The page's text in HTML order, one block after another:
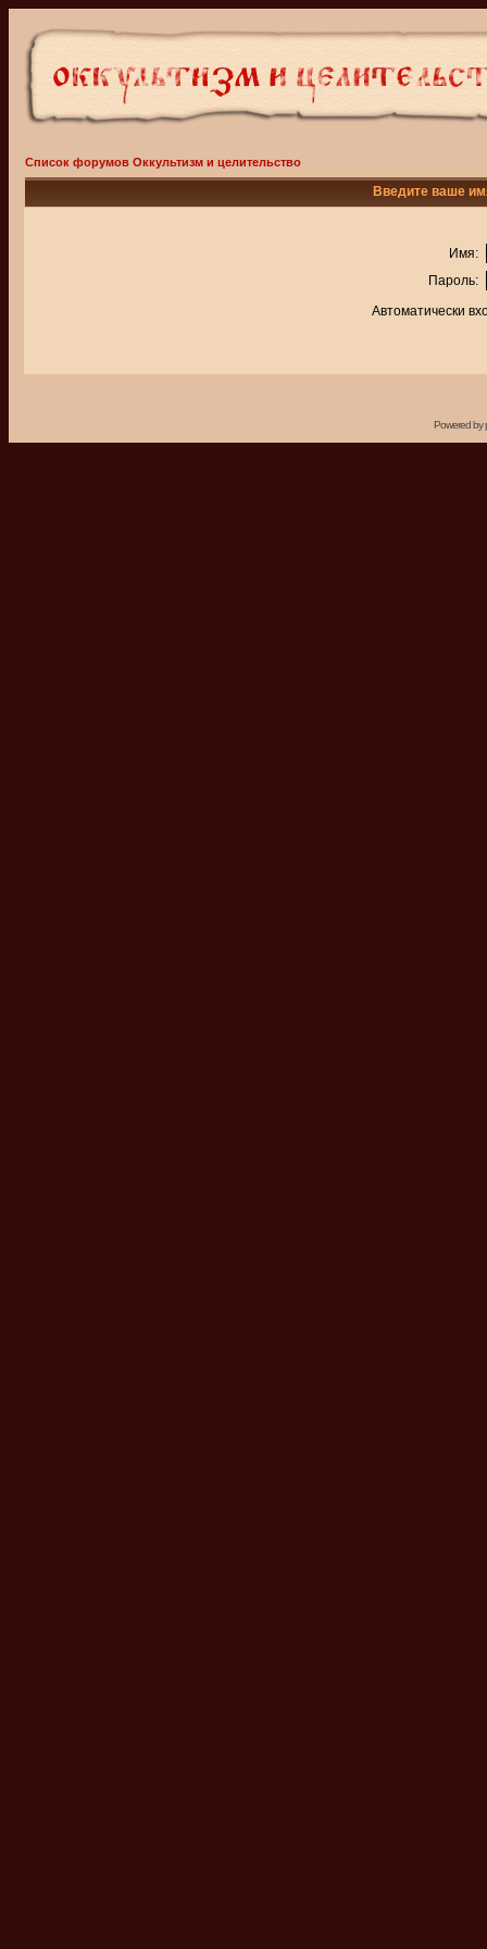
Список форумов Оккультизм и целительство
Введите ваше
Имя:
Пароль:
Автоматически
Powered by